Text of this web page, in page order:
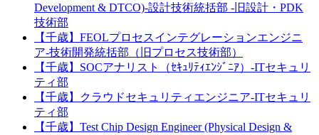
Development & DTCO)-設計技術統括部 -旧設計・PDK
技術部
【千歳】FEOLプロセスインテグレーションエンジニ
ア-技術開発統括部（旧プロセス技術部）
【千歳】SOCアナリスト（ｾｷｭﾘﾃｨｴﾝｼﾞﾆｱ）-ITセキュリ
ティ部
【千歳】クラウドセキュリティエンジニア-ITセキュリ
ティ部
【千歳】Test Chip Design Engineer (Physical Design &